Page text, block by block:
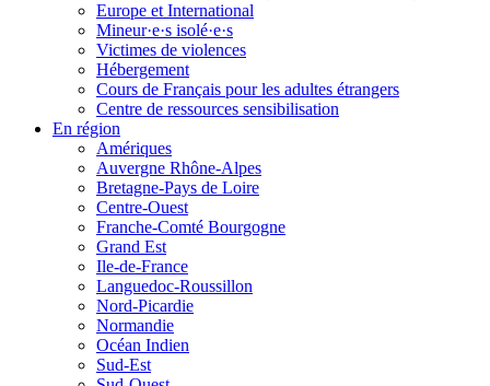
Europe et International
Mineur·e·s isolé·e·s
Victimes de violences
Hébergement
Cours de Français pour les adultes étrangers
Centre de ressources sensibilisation
En région
Amériques
Auvergne Rhône-Alpes
Bretagne-Pays de Loire
Centre-Ouest
Franche-Comté Bourgogne
Grand Est
Ile-de-France
Languedoc-Roussillon
Nord-Picardie
Normandie
Océan Indien
Sud-Est